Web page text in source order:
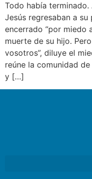
Todo había
Jesús regresaban a
encerrado “por miedo
muerte de su hijo.
vosotros”, diluye el
reúne la comunidad
y […]